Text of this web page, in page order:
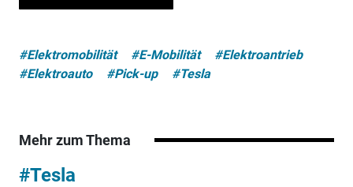
#Elektromobilität #E-Mobilität
#Elektroantrieb
#Elektroauto
#Pick-up #Tesla
Mehr zum Thema
#Tesla